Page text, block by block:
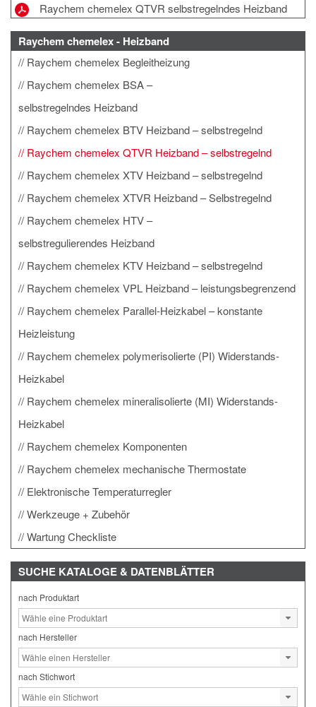
Raychem chemelex QTVR selbstregelndes Heizband
Raychem chemelex - Heizband
Raychem chemelex Begleitheizung
Raychem chemelex BSA –
selbstregelndes Heizband
Raychem chemelex BTV Heizband – selbstregelnd
Raychem chemelex QTVR Heizband – selbstregelnd
Raychem chemelex XTV Heizband – selbstregelnd
Raychem chemelex XTVR Heizband – Selbstregelnd
Raychem chemelex HTV –
selbstregulierendes Heizband
Raychem chemelex KTV Heizband – selbstregelnd
Raychem chemelex VPL Heizband – leistungsbegrenzend
Raychem chemelex Parallel-Heizkabel – konstante
Heizleistung
Raychem chemelex polymerisolierte (PI) Widerstands-
Heizkabel
Raychem chemelex mineralisolierte (MI) Widerstands-
Heizkabel
Raychem chemelex Komponenten
Raychem chemelex mechanische Thermostate
Elektronische Temperaturregler
Werkzeuge + Zubehör
Wartung Checkliste
SUCHE KATALOGE & DATENBLÄTTER
nach Produktart
nach Hersteller
nach Stichwort